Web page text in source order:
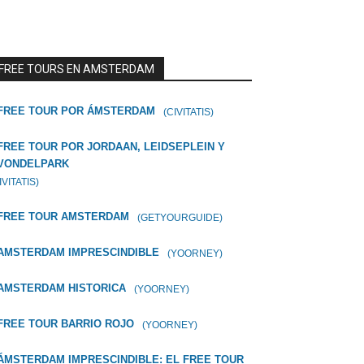
TOURS EN AMSTERDAM
TOUR POR ÁMSTERDAM (CIVITATIS)
TOUR POR JORDAAN, LEIDSEPLEIN Y
TOUR AMSTERDAM (GETYOURGUIDE)
IMPRESCINDIBLE (YOORNEY)
HISTORICA (YOORNEY)
TOUR BARRIO ROJO (YOORNEY)
IMPRESCINDIBLE: EL FREE TOUR